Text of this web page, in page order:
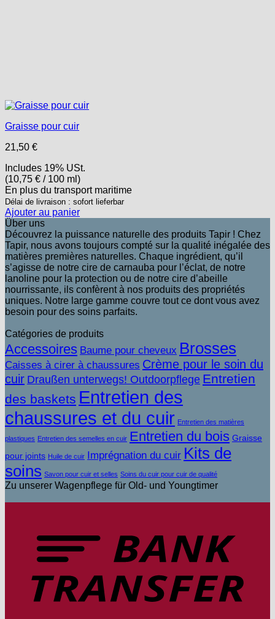
Graisse pour cuir
21,50 €
Includes 19% USt.
(10,75 € / 100 ml)
En plus du transportmaritime
Délai de livraison : sofort lieferbar
Ajouter au panier
Über uns
Découvrez la puissance naturelle des produits Tapir ! Chez
Tapir, nous avons toujours compté sur la qualité inégalée des
matières premières naturelles. Chaque ingrédient, qu’il
s’agisse de notre cire de carnauba pour l’éclat, de notre
lanoline pour la protection ou de notre cire d’abeille
nourrissante, ils confèrent à nos produits des propriétés
uniques. Notre large gamme couvre tout ce dont vous avez
besoin pour des soins parfaits.
Catégories de produits
Accessoires Baume pour cheveux Brosses
Caisses à cirer à chaussures Crème pour le soin du
cuir Draußen unterwegs! Outdoorpflege Entretien
des baskets Entretien des
chaussures et du cuir Entretien des matières
plastiques Entretien des semelles en cuir Entretien du bois Graisse
pour joints Huile de cuir Imprégnation du cuir Kits de
soins Savon pour cuir et selles Soins du cuir pour cuir de qualité
Zu unserer Wagenpflege für Old- und Youngtimer